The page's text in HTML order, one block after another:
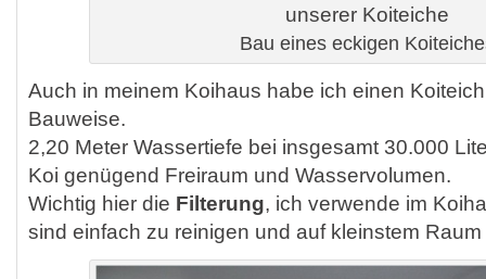
Bau eines eckigen
Auch in meinem Koihaus habe ich einen
Bauweise.
2,20 Meter Wassertiefe bei insgesamt 30.000
Koi genügend Freiraum und Wasservolumen.
Wichtig hier die Filterung, ich verwende im
sind einfach zu reinigen und auf kleinstem